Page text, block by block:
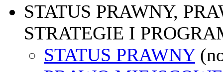
STATUS PRAWNY,
STRATEGIE I
STATUS PRAWNY